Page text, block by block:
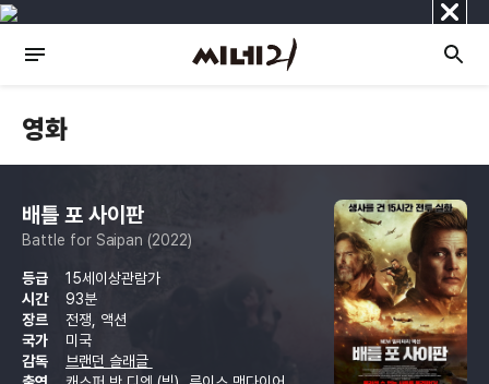
닫
기
영화
배틀 포 사이판
Battle for Saipan (2022)
등급
15세이상관람가
시간
93분
장르
전쟁, 액션
국가
미국
감독
브랜던 슬래글